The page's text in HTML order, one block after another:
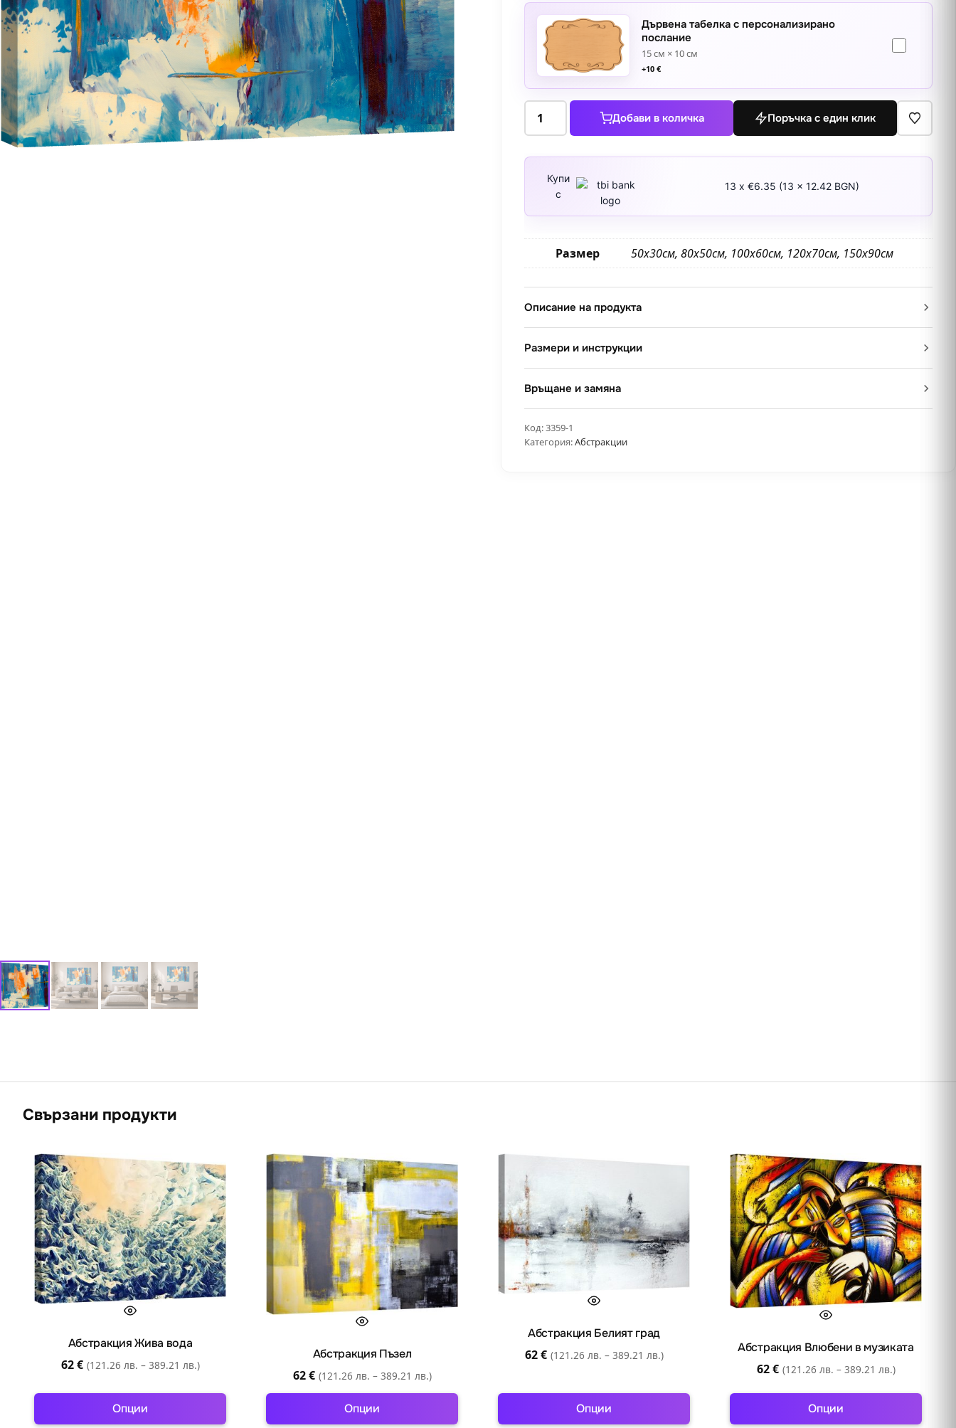
Дървена табелка с персонализирано
послание
15 см × 10 см
+10 €
количество
Зимни
фенери
Добави в количка Поръчка с един клик
Купи
с
13 x €6.35 (13 x 12.42 BGN)
Размер 50х30см, 80х50см, 100х60см, 120х70см, 150х90см
Описание на продукта
Размери и инструкции
Връщане и замяна
Код:3359-1
Категория:Абстракции
Свързани продукти
Абстракция Жива вода
62€ (121.26 лв. – 389.21 лв.)
Опции
Абстракция Пъзел
62€ (121.26 лв. – 389.21 лв.)
Опции
Абстракция Белият град
62€ (121.26 лв. – 389.21 лв.)
Опции
Абстракция Влюбени в музиката
62€ (121.26 лв. – 389.21 лв.)
Опции